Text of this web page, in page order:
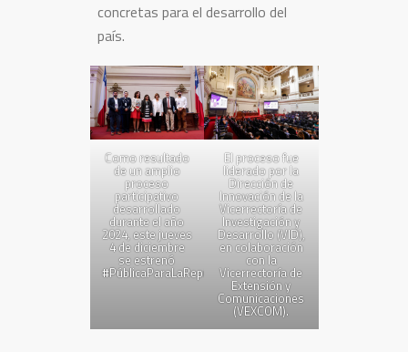
concretas para el desarrollo del
país.
Como resultado
de un amplio
proceso
participativo
desarrollado
durante el año
2024, este jueves
4 de diciembre
se estrenó
#PúblicaParaLaRepública.
El proceso fue
liderado por la
Dirección de
Innovación de la
Vicerrectoría de
Investigación y
Desarrollo (VID),
en colaboración
con la
Vicerrectoría de
Extensión y
Comunicaciones
(VEXCOM).